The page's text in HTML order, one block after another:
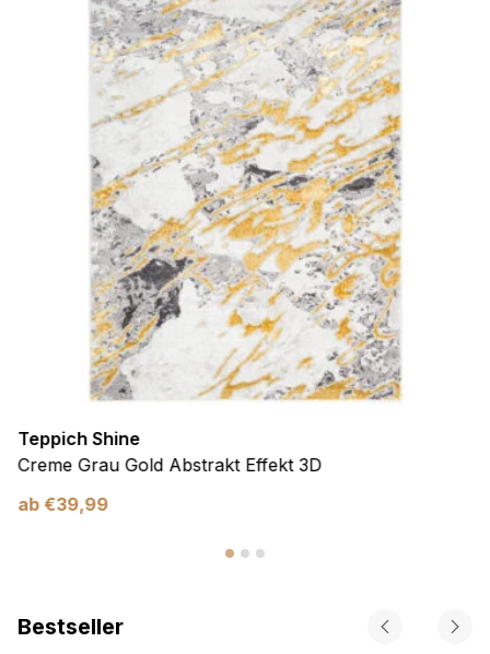
Teppich Shine
Creme Grau Gold Abstrakt Effekt 3D
ab €39,99
Bestseller